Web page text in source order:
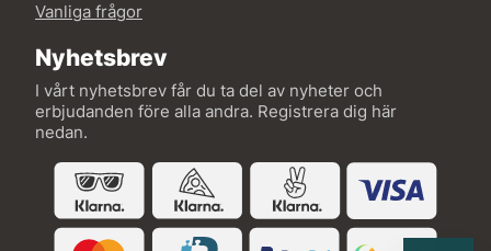
Vanliga frågor
Nyhetsbrev
I vårt nyhetsbrev får du ta del av nyheter och
erbjudanden före alla andra. Registrera dig här
nedan.